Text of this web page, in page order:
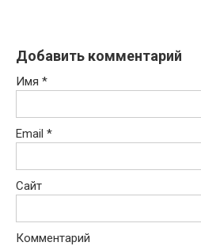
Добавить комментарий
Имя *
Email *
Сайт
Комментарий